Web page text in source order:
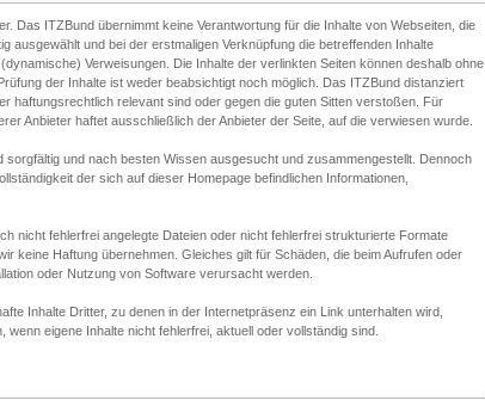
Das ITZBund übernimmt keine Verantwortung für die Inhalte von Webseiten, die
und bei der erstmaligen Verknüpfung die betreffenden Inhalte
Verweisungen. Die Inhalte der verlinkten Seiten können deshalb ohne
der Inhalte ist weder beabsichtigt noch möglich. Das ITZBund distanziert
haftungsrechtlich relevant sind oder gegen die guten Sitten verstoßen. Für
Anbieter haftet ausschließlich der Anbieter der Seite, auf die verwiesen wurde.
und nach besten Wissen ausgesucht und zusammengestellt. Dennoch
der sich auf dieser Homepage befindlichen Informationen,
nicht fehlerfrei angelegte Dateien oder nicht fehlerfrei strukturierte Formate
keine Haftung übernehmen. Gleiches gilt für Schäden, die beim Aufrufen oder
oder Nutzung von Software verursacht werden.
Inhalte Dritter, zu denen in der Internetpräsenz ein Link unterhalten wird,
eigene Inhalte nicht fehlerfrei, aktuell oder vollständig sind.